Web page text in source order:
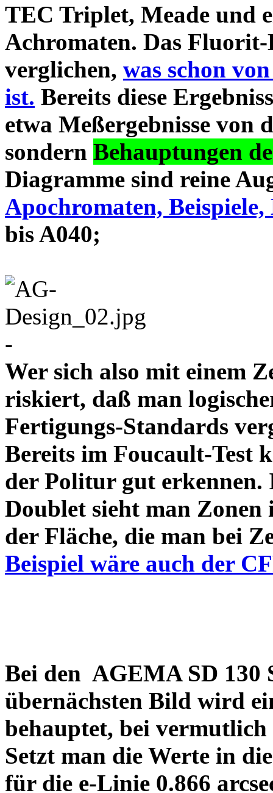
TEC Triplet, Meade und
Achromaten. Das
verglichen, was schon
ist. Bereits diese
etwa Meßergebnisse von
sondern Behauptungen
Diagramme sind reine
Apochromaten, Beispiele,
bis A040;
-
Wer sich also mit einem
riskiert, daß man
Fertigungs-Standards
Bereits im Foucault-Test
der Politur gut
Doublet sieht man Zonen
der Fläche, die man bei
Beispiel wäre auch der
Bei den AGEMA SD 130
übernächsten Bild wird
behauptet, bei vermutlich
Setzt man die Werte in
für die e-Linie 0.866